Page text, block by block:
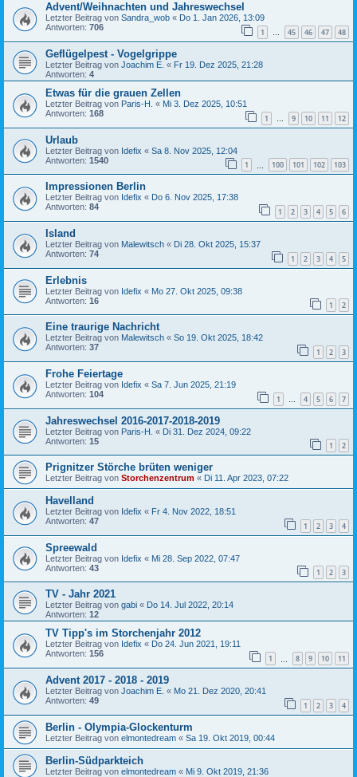
Advent/Weihnachten und Jahreswechsel
Letzter Beitrag von Sandra_wob « Do 1. Jan 2026, 13:09
Antworten: 706 1 … 45 46 47 48
Geflügelpest - Vogelgrippe
Letzter Beitrag von Joachim E. « Fr 19. Dez 2025, 21:28
Antworten: 4
Etwas für die grauen Zellen
Letzter Beitrag von Paris-H. « Mi 3. Dez 2025, 10:51
Antworten: 168 1 … 9 10 11 12
Urlaub
Letzter Beitrag von Idefix « Sa 8. Nov 2025, 12:04
Antworten: 1540 1 100 101 102 103
Impressionen Berlin
Letzter Beitrag von Idefix « Do 6. Nov 2025, 17:38
Antworten: 84 1 2 3 4 5 6
Island
Letzter Beitrag von Malewitsch « Di 28. Okt 2025, 15:37
Antworten: 74 1 2 3 4 5
Erlebnis
Letzter Beitrag von Idefix « Mo 27. Okt 2025, 09:38
Antworten: 16 1 2
Eine traurige Nachricht
Letzter Beitrag von Malewitsch « So 19. Okt 2025, 18:42
Antworten: 37 1 2 3
Frohe Feiertage
Letzter Beitrag von Idefix « Sa 7. Jun 2025, 21:19
Antworten: 104 1 4 5 6 7
Jahreswechsel 2016-2017-2018-2019
Letzter Beitrag von Paris-H. « Di 31. Dez 2024, 09:22
Antworten: 15 1 2
Prignitzer Störche brüten weniger
Letzter Beitrag von Storchenzentrum « Di 11. Apr 2023, 07:22
Havelland
Letzter Beitrag von Idefix « Fr 4. Nov 2022, 18:51
Antworten: 47 1 2 3 4
Spreewald
Letzter Beitrag von Idefix « Mi 28. Sep 2022, 07:47
Antworten: 43 1 2 3
TV - Jahr 2021
Letzter Beitrag von gabi « Do 14. Jul 2022, 20:14
Antworten: 12
TV Tipp's im Storchenjahr 2012
Letzter Beitrag von Idefix « Do 24. Jun 2021, 19:11
Antworten: 156 1 8 9 10 11
Advent 2017 - 2018 - 2019
Letzter Beitrag von Joachim E. « Mo 21. Dez 2020, 20:41
Antworten: 49 1 2 3 4
Berlin - Olympia-Glockenturm
Letzter Beitrag von elmontedream « Sa 19. Okt 2019, 00:44
Berlin-Südparkteich
Letzter Beitrag von elmontedream « Mi 9. Okt 2019, 21:36